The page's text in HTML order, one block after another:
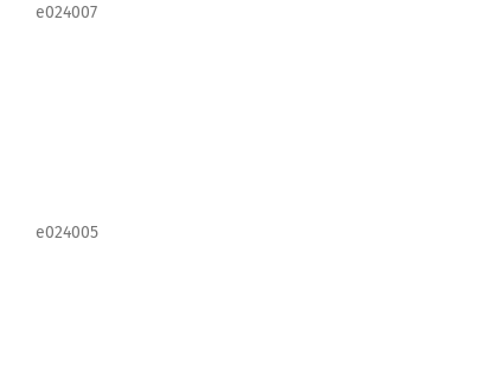
e024007
e024005